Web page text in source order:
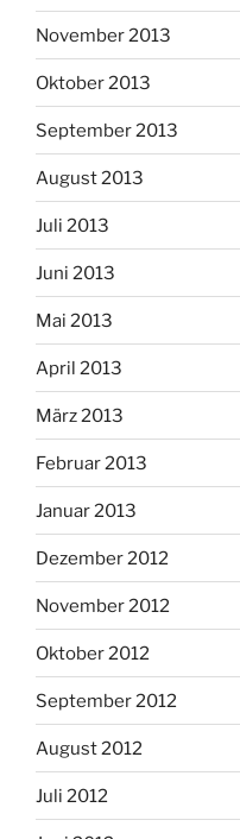
November 2013
Oktober 2013
September 2013
August 2013
Juli 2013
Juni 2013
Mai 2013
April 2013
März 2013
Februar 2013
Januar 2013
Dezember 2012
November 2012
Oktober 2012
September 2012
August 2012
Juli 2012